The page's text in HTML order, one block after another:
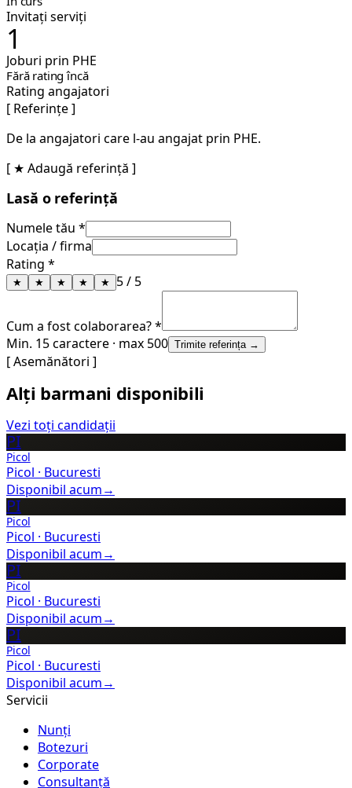
Invitați serviți
1
Joburi prin PHE
Fără rating încă
Rating angajatori
[ Referințe ]
De la angajatori care l-au angajat prin PHE.
[ ★ Adaugă referință ]
Lasă o referință
Numele tău *
Locația / firma
Rating *
★ ★ ★ ★ ★ 5/ 5
Cum a fost colaborarea? *
Min. 15 caractere · max 500 Trimite referința →
[ Asemănători ]
Alți barmani disponibili
Vezi toți candidații
PI
Picol
Picol · Bucuresti
Disponibil acum→
PI
Picol
Picol · Bucuresti
Disponibil acum→
PI
Picol
Picol · Bucuresti
Disponibil acum→
PI
Picol
Picol · Bucuresti
Disponibil acum→
Servicii
Nunți
Botezuri
Corporate
Consultanță